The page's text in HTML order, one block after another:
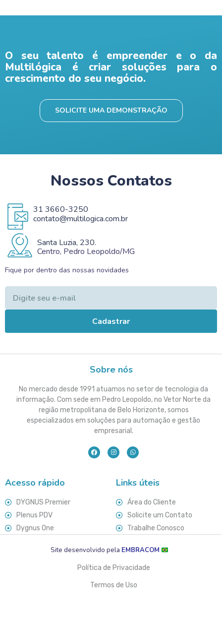
O seu talento é empreender e o da
Multilógica é criar soluções para o
crescimento do seu negócio.
SOLICITE UMA DEMONSTRAÇÃO
Nossos Contatos
31 3660-3250
contato@multilogica.com.br
Santa Luzia, 230.
Centro, Pedro Leopoldo/MG
Fique por dentro das nossas novidades
Cadastrar
Sobre nós
No mercado desde 1991 atuamos no setor de tecnologia da
informação. Com sede em Pedro Leopoldo, no Vetor Norte da
região metropolitana de Belo Horizonte, somos
especializados em soluções para automação e gestão
empresarial.
Acesso rápido
DYGNUS Premier
Plenus PDV
Dygnus One
Links úteis
Área do Cliente
Solicite um Contato
Trabalhe Conosco
Site desenvolvido pela EMBRACOM
Política de Privacidade
Termos de Uso